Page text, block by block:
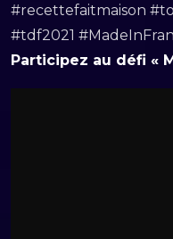
#recettefaitmaison
#tdf2021
Participez au défi «